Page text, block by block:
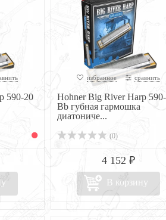
590-20
избранное сравнить
Hohner Big River Harp
Bb губная гармошка
диатониче...
(0)
4 152 ₽
В корзину